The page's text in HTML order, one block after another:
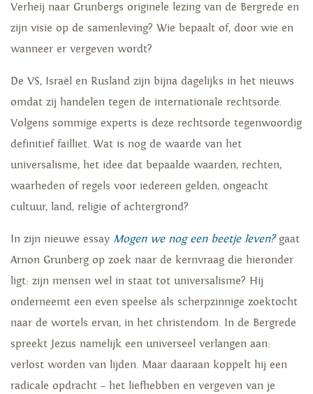
Verheij naar Grunbergs originele lezing van de Bergrede en
zijn visie op de samenleving? Wie bepaalt of, door wie en
wanneer er vergeven wordt?
De VS, Israël en Rusland zijn bijna dagelijks in het nieuws
omdat zij handelen tegen de internationale rechtsorde.
Volgens sommige experts is deze rechtsorde tegenwoordig
definitief failliet. Wat is nog de waarde van het
universalisme, het idee dat bepaalde waarden, rechten,
waarheden of regels voor iedereen gelden, ongeacht
cultuur, land, religie of achtergrond?
In zijn nieuwe essay Mogen we nog een beetje leven?gaat
Arnon Grunberg op zoek naar de kernvraag die hieronder
ligt: zijn mensen wel in staat tot universalisme? Hij
onderneemt een even speelse als scherpzinnige zoektocht
naar de wortels ervan, in het christendom. In de Bergrede
spreekt Jezus namelijk een universeel verlangen aan:
verlost worden van lijden. Maar daaraan koppelt hij een
radicale opdracht – het liefhebben en vergeven van je